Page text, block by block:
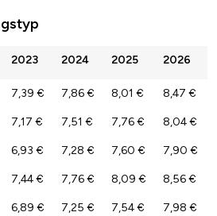
2023 2024 2025 2026
7,39 € 7,86 € 8,01 € 8,47 €
7,17 € 7,51 € 7,76 € 8,04 €
6,93 € 7,28 € 7,60 € 7,90 €
7,44 € 7,76 € 8,09 € 8,56 €
6,89 € 7,25 € 7,54 € 7,98 €